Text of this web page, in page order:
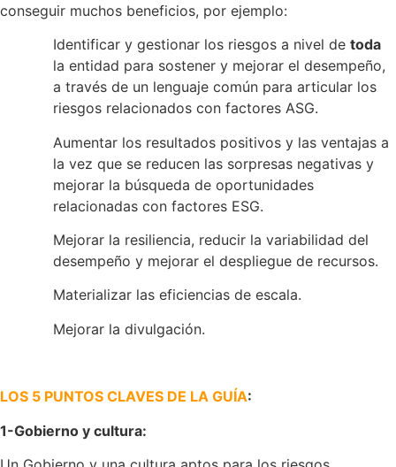
conseguir muchos beneficios, por ejemplo:
Identificar y gestionar los riesgos a nivel de toda
la entidad para sostener y mejorar el desempeño,
a través de un lenguaje común para articular los
riesgos relacionados con factores ASG.
Aumentar los resultados positivos y las ventajas a
la vez que se reducen las sorpresas negativas y
mejorar la búsqueda de oportunidades
relacionadas con factores ESG.
Mejorar la resiliencia, reducir la variabilidad del
desempeño y mejorar el despliegue de recursos.
Materializar las eficiencias de escala.
Mejorar la divulgación.
LOS 5 PUNTOS CLAVES DE LA GUÍA:
1-Gobierno y cultura: